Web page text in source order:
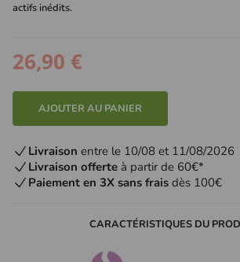
actifs inédits.
26,90 €
AJOUTER AU PANIER
Livraison entre le 10/08 et 11/08/2026
Livraison offerte à partir de 60€*
Paiement en 3X sans frais dès 100€
CARACTÉRISTIQUES DU